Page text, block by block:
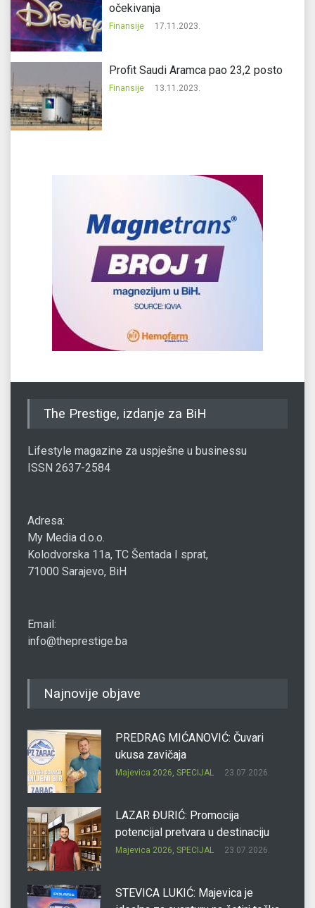
očekivanja
Finansije 17.11.2023.
Profit Saudi Aramca pao 23,2 posto
Finansije 13.11.2023.
The Prestige, izdanje za BiH
Lifestyle magazine za uspješne u businessu
ISSN 2637-2584
Adresa:
My Media d.o.o.
Kolodvorska 11a, TC Šentada I sprat,
71000 Sarajevo, BiH
Email:
info@theprestige.ba
Najnovije objave
PREDRAG MIĆANOVIĆ: Čuvari
ukusa zavičaja
Majevica 2026, SPECIJAL 23.07.2026.
LAZAR ĐURIĆ: Promocija
potencijal pretvara u destinaciju
Majevica 2026, SPECIJAL 23.07.2026.
STEVICA LUKIĆ: Majevica je